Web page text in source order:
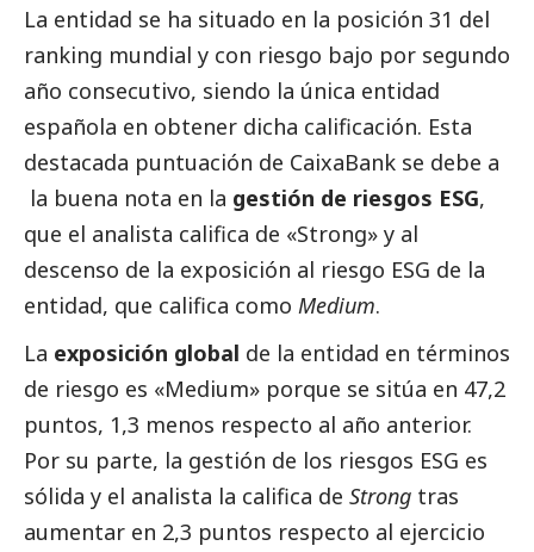
La entidad se ha situado en la posición 31 del
ranking mundial y con riesgo bajo por segundo
año consecutivo, siendo la única entidad
española en obtener dicha calificación. Esta
destacada puntuación de CaixaBank se debe a
la buena nota en la gestión de riesgos ESG,
que el analista califica de «Strong» y al
descenso de la exposición al riesgo ESG de la
entidad, que califica como Medium.
La exposición global de la entidad en términos
de riesgo es «Medium» porque se sitúa en 47,2
puntos, 1,3 menos respecto al año anterior.
Por su parte, la gestión de los riesgos ESG es
sólida y el analista la califica de Strong tras
aumentar en 2,3 puntos respecto al ejercicio